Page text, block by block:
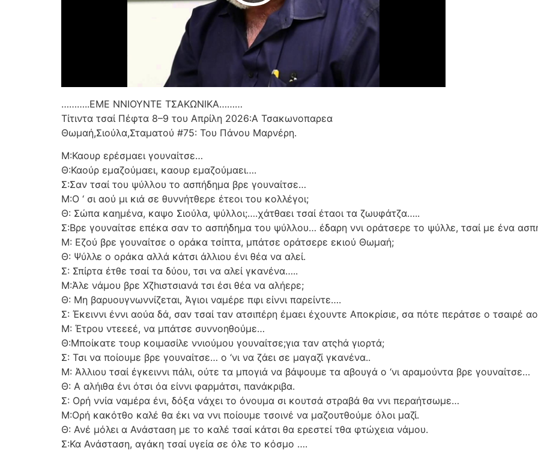
………..ΕΜΕ ΝΝΙΟΥΝΤΕ ΤΣΑΚΩΝΙΚΑ………
Τίτιντα τσαί Πέφτα 8–9 του Απρίλη 2026:Α Τσακωνοπαρεα
Θωμαή,Σιούλα,Σταματού #75: Του Πάνου Μαρνέρη.
Μ:Καουρ ερέσμαει γουναίτσε…
Θ:Καούρ εμαζούμαει, καουρ εμαζούμαει….
Σ:Σαν τσαί του ψύλλου το ασπήδημα βρε γουναίτσε…
Μ:Ο ‘ σι αού μι κιά σε θυννήτθερε έτεοι του κολλέγοι;
Θ: Σώπα καημένα, καψο Σιούλα, ψύλλοι;….χάτθαει τσαί έταοι τα ζωυφάτζα…..
Σ:Βρε γουναίτσε επέκα σαν το ασπήδημα του ψύλλου… έδαρη ννι οράτσερε το ψύλλε, τσαί με ένα
Μ: Εζού βρε γουναίτσε ο οράκα τσίπτα, μπάτσε οράτσερε εκιού Θωμαή;
Θ: Ψύλλε ο οράκα αλλά κάτσι άλλιου ένι θέα να αλεί.
Σ: Σπίρτα έτθε τσαί τα δύου, τσι να αλεί γκανένα…..
Μ:Άλε νάμου βρε Χζhιστσιανά τσι έσι θέα να αλήερε;
Θ: Μη βαρυουγνωννίζεται, Άγιοι ναμέρε πφι είννι παρείντε….
Σ: Έκειννι έννι αούα δά, σαν τσαί ταν ατσιπέρη έμαει έχουντε Αποκρίσιε, σα πότε περάτσε ο τσαιρέ
Μ: Έτρου ντεεεέ, να μπάτσε συννοηθούμε…
Θ:Μποίκατε τουρ κοιμασίλε ννιούμου γουναίτσε;για ταν ατςhά γιορτά;
Σ: Τσι να ποίουμε βρε γουναίτσε… ο ‘νι να ζάει σε μαγαζί γκανένα..
Μ: Άλλιου τσαί έγκειννι πάλι, ούτε τα μπογιά να βάψουμε τα αβουγά ο ‘νι αραμούντα βρε γουναίτσε…
Θ: Α αλήιθα ένι ότσι όα είννι φαρμάτσι, πανάκριβα.
Σ: Ορή ννία ναμέρα ένι, δόξα νάχει το όνουμα σι κουτσά στραβά θα ννι περαήτσωμε…
Μ:Ορή κακότθο καλέ θα έκι να ννι ποίουμε τσοινέ να μαζουτθούμε όλοι μαζί.
Θ: Ανέ μόλει α Ανάσταση με το καλέ τσαί κάτσι θα ερεστεί τθα φτώχεια νάμου.
Σ:Κα Ανάσταση, αγάκη τσαί υγεία σε όλε το κόσμο ….